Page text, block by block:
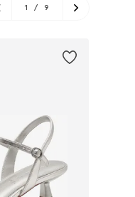
1 / 9